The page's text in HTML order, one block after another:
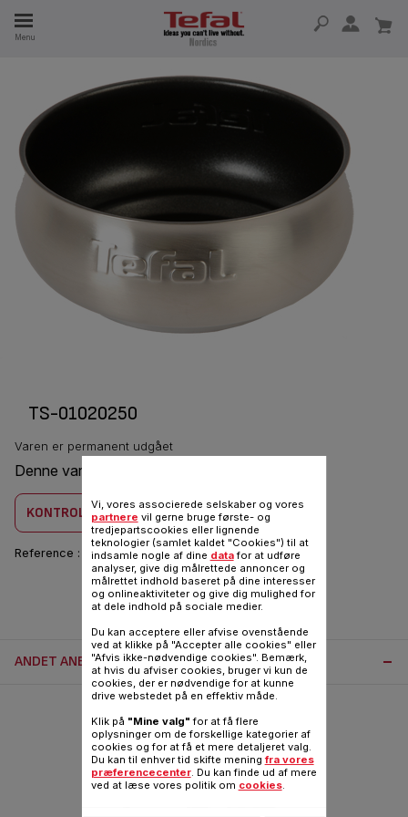
Menu
TS-01020250
Varen er permanent udgået
Denne vare er kombatilbel med
KONTROLLER KOMBABILITET
Reference : TS-01020250
ANDET ANBEFALET TILBEHØR:
Vi, vores associerede selskaber og vores
partnere vil gerne bruge første- og
tredjepartscookies eller lignende
teknologier (samlet kaldet "Cookies") til at
indsamle nogle af dine datafor at udføre
analyser, give dig målrettede annoncer og
målrettet indhold baseret på dine interesser
og onlineaktiviteter og give dig mulighed for
at dele indhold på sociale medier.
Du kan acceptere eller afvise ovenstående
ved at klikke på "Accepter alle cookies" eller
"Afvis ikke-nødvendige cookies". Bemærk,
at hvis du afviser cookies, bruger vi kun de
cookies, der er nødvendige for at kunne
drive webstedet på en effektiv måde.
Klik på "Mine valg" for at få flere
oplysninger om de forskellige kategorier af
cookies og for at få et mere detaljeret valg.
Du kan til enhver tid skifte mening fra vores
præferencecenter. Du kan finde ud af mere
ved at læse vores politik om cookies.